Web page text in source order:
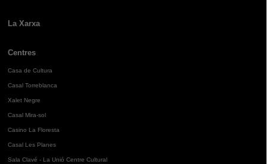
La Xarxa
Centres
Casa de Cultura
Casal Torreblanca
Xalet Negre
Casal Mira-sol
Casino La Floresta
Casal Les Planes
Sala Clavé - La Unió Centre Cultural